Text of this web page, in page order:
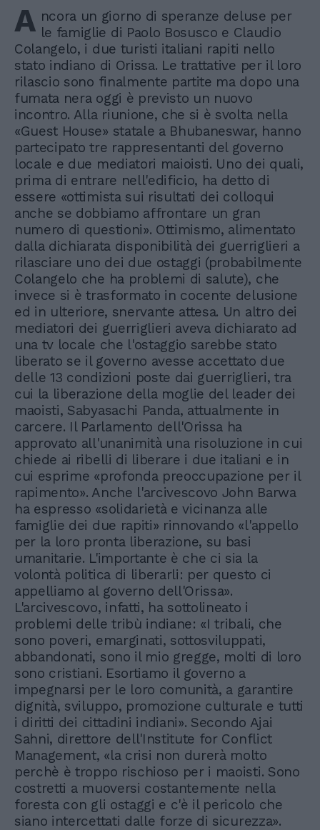
A ncora un giorno di speranze deluse per
le famiglie di Paolo Bosusco e Claudio
Colangelo, i due turisti italiani rapiti nello
stato indiano di Orissa. Le trattative per il loro
rilascio sono finalmente partite ma dopo una
fumata nera oggi è previsto un nuovo
incontro. Alla riunione, che si è svolta nella
«Guest House» statale a Bhubaneswar, hanno
partecipato tre rappresentanti del governo
locale e due mediatori maioisti. Uno dei quali,
prima di entrare nell'edificio, ha detto di
essere «ottimista sui risultati dei colloqui
anche se dobbiamo affrontare un gran
numero di questioni». Ottimismo, alimentato
dalla dichiarata disponibilità dei guerriglieri a
rilasciare uno dei due ostaggi (probabilmente
Colangelo che ha problemi di salute), che
invece si è trasformato in cocente delusione
ed in ulteriore, snervante attesa. Un altro dei
mediatori dei guerriglieri aveva dichiarato ad
una tv locale che l'ostaggio sarebbe stato
liberato se il governo avesse accettato due
delle 13 condizioni poste dai guerriglieri, tra
cui la liberazione della moglie del leader dei
maoisti, Sabyasachi Panda, attualmente in
carcere. Il Parlamento dell'Orissa ha
approvato all'unanimità una risoluzione in cui
chiede ai ribelli di liberare i due italiani e in
cui esprime «profonda preoccupazione per il
rapimento». Anche l'arcivescovo John Barwa
ha espresso «solidarietà e vicinanza alle
famiglie dei due rapiti» rinnovando «l'appello
per la loro pronta liberazione, su basi
umanitarie. L'importante è che ci sia la
volontà politica di liberarli: per questo ci
appelliamo al governo dell'Orissa».
L'arcivescovo, infatti, ha sottolineato i
problemi delle tribù indiane: «I tribali, che
sono poveri, emarginati, sottosviluppati,
abbandonati, sono il mio gregge, molti di loro
sono cristiani. Esortiamo il governo a
impegnarsi per le loro comunità, a garantire
dignità, sviluppo, promozione culturale e tutti
i diritti dei cittadini indiani». Secondo Ajai
Sahni, direttore dell'Institute for Conflict
Management, «la crisi non durerà molto
perchè è troppo rischioso per i maoisti. Sono
costretti a muoversi costantemente nella
foresta con gli ostaggi e c'è il pericolo che
siano intercettati dalle forze di sicurezza».